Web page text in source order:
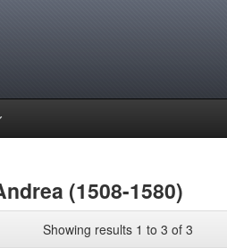
(1508-1580)
Showing results 1 to 3 of 3